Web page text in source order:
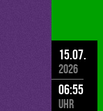
15.07.
2026
06:55
Uhr